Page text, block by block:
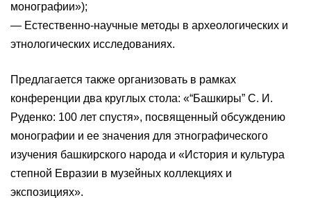
монографии»);
— Естественно-научные методы в археологических и
этнологических исследованиях.
Предлагается также организовать в рамках
конференции два круглых стола: «“Башкиры” С. И.
Руденко: 100 лет спустя», посвященный обсуждению
монографии и ее значения для этнографического
изучения башкирского народа и «История и культура
степной Евразии в музейных коллекциях и
экспозициях».